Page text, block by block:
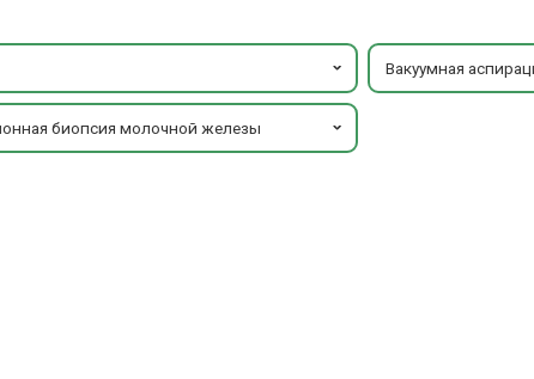
Вакуумная
биопсия молочной железы